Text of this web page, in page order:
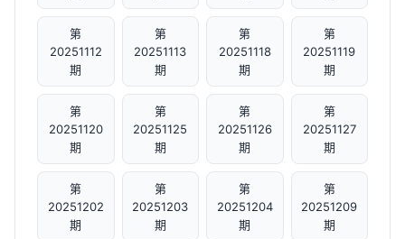
第
20251112
期
第
20251113
期
第
20251118
期
第
20251119
期
第
20251120
期
第
20251125
期
第
20251126
期
第
20251127
期
第
20251202
期
第
20251203
期
第
20251204
期
第
20251209
期